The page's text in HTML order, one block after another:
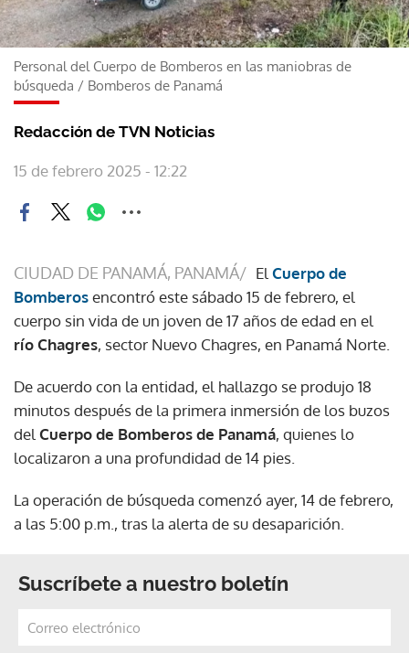
Personal del Cuerpo de Bomberos en las maniobras de
búsqueda / Bomberos de Panamá
Redacción de TVN Noticias
15 de febrero 2025 - 12:22
CIUDAD DE PANAMÁ, PANAMÁ/ El Cuerpo de
Bomberosencontró este sábado 15 de febrero, el
cuerpo sin vida de un joven de 17 años de edad en el
río Chagres, sector Nuevo Chagres, en Panamá Norte.
De acuerdo con la entidad, el hallazgo se produjo 18
minutos después de la primera inmersión de los buzos
del Cuerpo de Bomberos de Panamá, quienes lo
localizaron a una profundidad de 14 pies.
La operación de búsqueda comenzó ayer, 14 de febrero,
a las 5:00 p.m., tras la alerta de su desaparición.
Suscríbete a nuestro boletín